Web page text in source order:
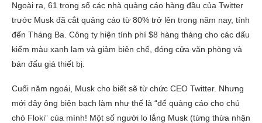
Ngoài ra, 61 trong số các nhà quảng cáo hàng đầu của Twitter
trước Musk đã cắt quảng cáo từ 80% trở lên trong năm nay, tính
đến Tháng Ba. Công ty hiện tính phí $8 hàng tháng cho các dấu
kiểm màu xanh lam và giảm biên chế, đóng cửa văn phòng và
bán đấu giá thiết bị.
Cuối năm ngoái, Musk cho biết sẽ từ chức CEO Twitter. Nhưng
mới đây ông biện bạch làm như thế là “để quảng cáo cho chú
chó Floki” của mình! Một số người lo lắng Musk (từng thừa nhận